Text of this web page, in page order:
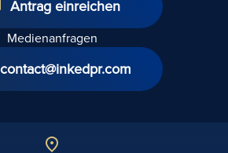
Antrag einreichen
Medienanfragen
contact@inkedpr.com